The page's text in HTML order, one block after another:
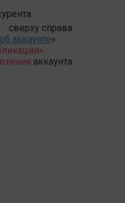
сверху справа.
аккаунте».
аккаунта